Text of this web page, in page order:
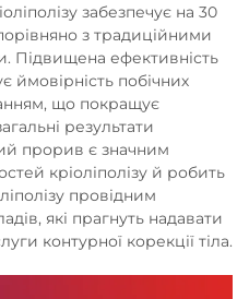
забезпечує на 30
з традиційними
Підвищена ефективність
побічних
що покращує
результати
прорив є значним
кріоліполізу й робить
провідним
які прагнуть надавати
контурної корекції тіла.